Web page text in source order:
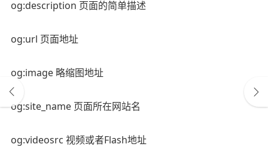
og:description 页面的简单描述
og:url 页面地址
og:image 略缩图地址
og:site_name 页面所在网站名
og:videosrc 视频或者Flash地址